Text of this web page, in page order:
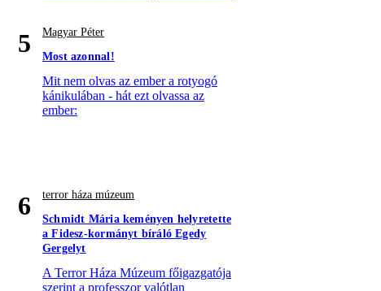
5
Magyar Péter
Most azonnal!
Mit nem olvas az ember a rotyogó
kánikulában - hát ezt olvassa az
ember:
6
terror háza múzeum
Schmidt Mária keményen helyretette
a Fidesz-kormányt bíráló Egedy
Gergelyt
A Terror Háza Múzeum főigazgatója
szerint a professzor valótlan